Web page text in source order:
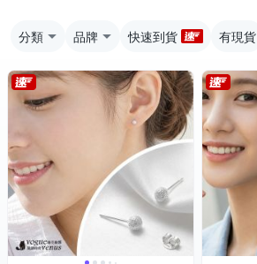
分類 品牌 快速到貨 有現貨